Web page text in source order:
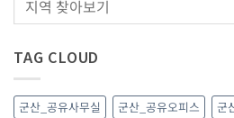
TAG CLOUD
군산_공유사무실 군산_공유오피스
군